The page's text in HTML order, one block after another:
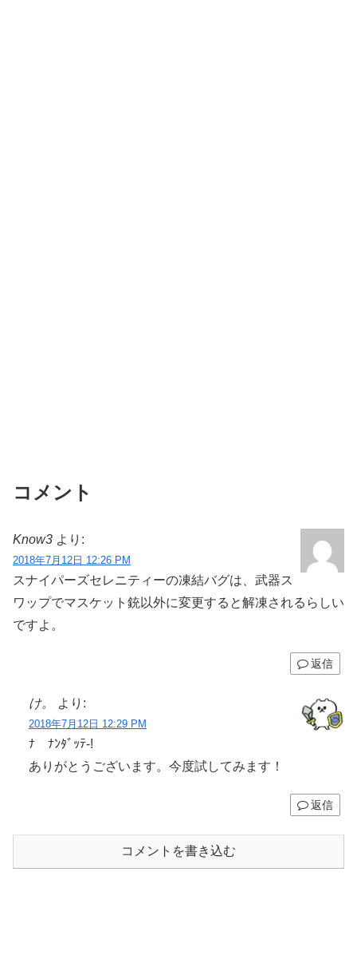
コメント
Know3 より:
2018年7月12日 12:26 PM
スナイパーズセレニティーの凍結バグは、武器ス
ワップでマスケット銃以外に変更すると解凍されるらしい
ですよ。
返信
け。 より:
2018年7月12日 12:29 PM
ﾅ ﾅﾝﾀﾞｯﾃ-!
ありがとうございます。今度試してみます！
返信
コメントを書き込む